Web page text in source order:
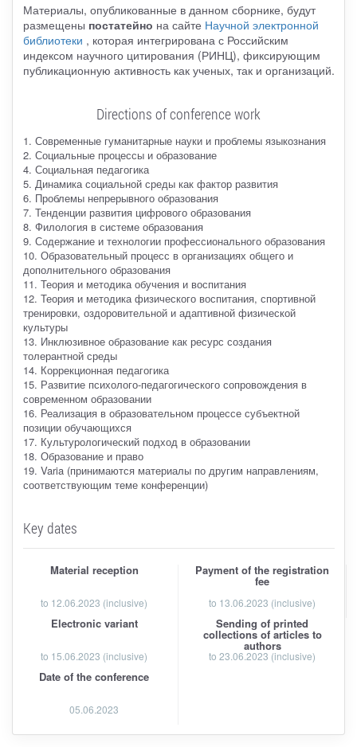
Материалы, опубликованные в данном сборнике, будут
размещены постатейно на сайте Научной электронной
библиотеки , которая интегрирована с Российским
индексом научного цитирования (РИНЦ), фиксирующим
публикационную активность как ученых, так и организаций.
Directions of conference work
1. Современные гуманитарные науки и проблемы языкознания
2. Социальные процессы и образование
4. Социальная педагогика
5. Динамика социальной среды как фактор развития
6. Проблемы непрерывного образования
7. Тенденции развития цифрового образования
8. Филология в системе образования
9. Содержание и технологии профессионального образования
10. Образовательный процесс в организациях общего и
дополнительного образования
11. Теория и методика обучения и воспитания
12. Теория и методика физического воспитания, спортивной
тренировки, оздоровительной и адаптивной физической
культуры
13. Инклюзивное образование как ресурс создания
толерантной среды
14. Коррекционная педагогика
15. Развитие психолого-педагогического сопровождения в
современном образовании
16. Реализация в образовательном процессе субъектной
позиции обучающихся
17. Культурологический подход в образовании
18. Образование и право
19. Varia (принимаются материалы по другим направлениям,
соответствующим теме конференции)
Key dates
Material reception
to 12.06.2023 (inclusive)
Payment of the registration
fee
to 13.06.2023 (inclusive)
Electronic variant
to 15.06.2023 (inclusive)
Sending of printed
collections of articles to
authors
to 23.06.2023 (inclusive)
Date of the conference
05.06.2023